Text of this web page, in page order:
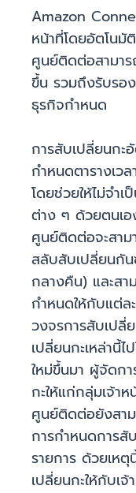
Amazon
หน้าที่โดยอัตโนมั
ศูนย์ติดต่อสามาร
ขึ้น รวมถึงรับรอง
ธุรกิจกำหนด
การสับเปลี่ยนกะ
กำหนดตารางเ
โดยช่วยให้ไม่จำเ
ต่าง ๆ ด้วยตนเอ
ศูนย์ติดต่อจะสาม
สลับสับเปลี่ยนกัน
กลางคืน) และส
กำหนดให้กับแต่ล
วงจรการสับเปลี่
เปลี่ยนกะเหล่านี้ไ
ใหม่ขึ้นมา ผู้จัดก
กะให้แก่กลุ่มเจ้า
ศูนย์ติดต่อยังสา
การกำหนดการสั
รายการ ด้วยเห
เปลี่ยนกะให้กับเ